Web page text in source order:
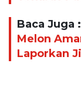
Baca Juga :
Melon
Laporkan